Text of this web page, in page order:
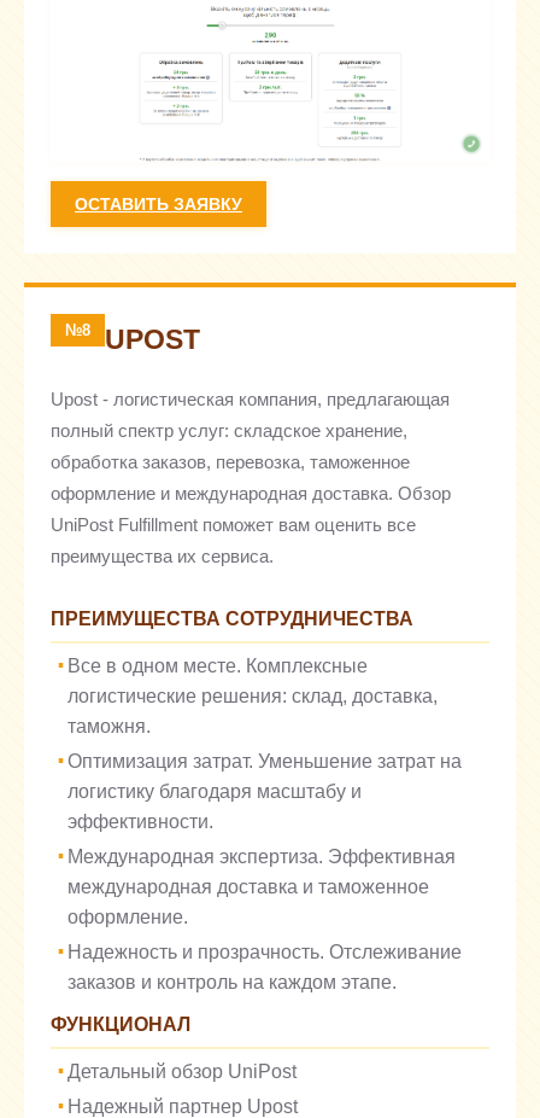
ОСТАВИТЬ ЗАЯВКУ
№8 UPOST
Upost - логистическая компания, предлагающая
полный спектр услуг: складское хранение,
обработка заказов, перевозка, таможенное
оформление и международная доставка. Обзор
UniPost Fulfillment поможет вам оценить все
преимущества их сервиса.
ПРЕИМУЩЕСТВА СОТРУДНИЧЕСТВА
Все в одном месте. Комплексные
логистические решения: склад, доставка,
таможня.
Оптимизация затрат. Уменьшение затрат на
логистику благодаря масштабу и
эффективности.
Международная экспертиза. Эффективная
международная доставка и таможенное
оформление.
Надежность и прозрачность. Отслеживание
заказов и контроль на каждом этапе.
ФУНКЦИОНАЛ
Детальный обзор UniPost
Надежный партнер Upost